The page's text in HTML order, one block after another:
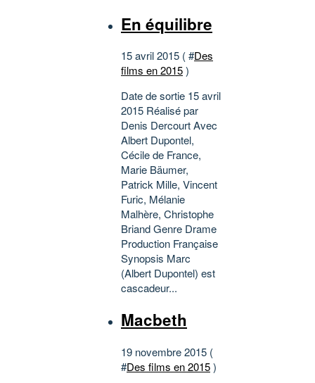
En équilibre
15 avril 2015 ( #Des
films en 2015)
Date de sortie 15 avril
2015 Réalisé par
Denis Dercourt Avec
Albert Dupontel,
Cécile de France,
Marie Bäumer,
Patrick Mille, Vincent
Furic, Mélanie
Malhère, Christophe
Briand Genre Drame
Production Française
Synopsis Marc
(Albert Dupontel) est
cascadeur...
Macbeth
19 novembre 2015 (
#Des films en 2015)